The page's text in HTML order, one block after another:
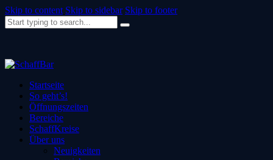
Skip to content Skip to sidebar Skip to footer
Startseite
So geht’s!
Öffnungszeiten
Bereiche
SchaffKreise
Über uns
Neuigkeiten